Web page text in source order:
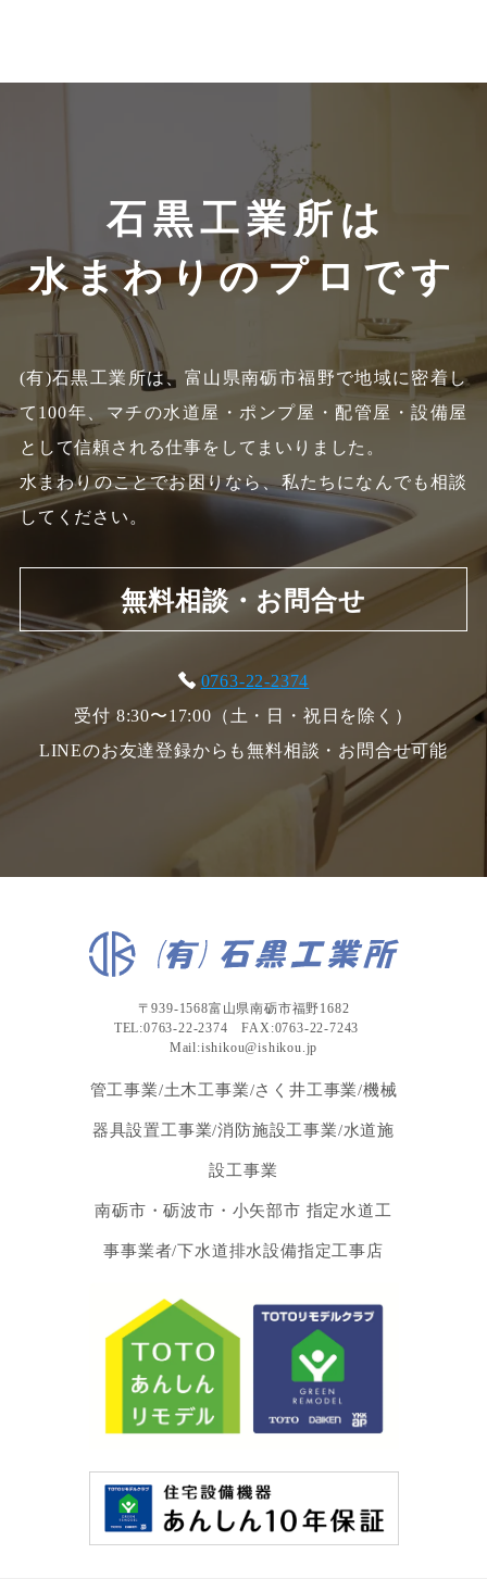
石黒工業所は
水まわりのプロです
(有)石黒工業所は、富山県南砺市福野で地域に密着し
て100年、 マチの水道屋・ポンプ屋・配管屋・設備屋
として信頼される仕事をしてまいりました。
水まわりのことでお困りなら、私たちになんでも相談
してください。
無料相談・お問合せ
0763-22-2374
受付 8:30〜17:00（土・日・祝日を除く）
LINEのお友達登録からも無料相談・お問合せ可能
〒939-1568富山県南砺市福野1682
TEL:0763-22-2374 FAX:0763-22-7243
Mail:ishikou@ishikou.jp
管工事業/土木工事業/さく井工事業/機械
器具設置工事業/消防施設工事業/水道施
設工事業
南砺市・砺波市・小矢部市 指定水道工
事事業者/下水道排水設備指定工事店